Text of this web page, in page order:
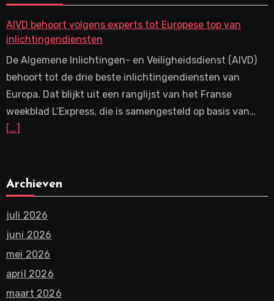
AIVD behoort volgens experts tot Europese top van
inlichtingendiensten
De Algemene Inlichtingen- en Veiligheidsdienst (AIVD)
behoort tot de drie beste inlichtingendiensten van
Europa. Dat blijkt uit een ranglijst van het Franse
weekblad L’Express, die is samengesteld op basis van…
[...]
Archieven
juli 2026
juni 2026
mei 2026
april 2026
maart 2026